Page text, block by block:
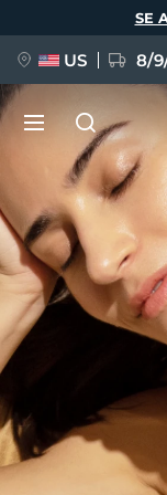
SE
US 8/
NYHET
FAQ™ Pure
BREAKING
issa™ Teeth
Språk
English
Français
Türkçe